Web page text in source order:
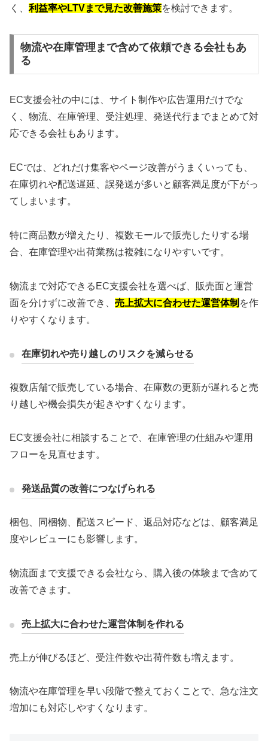
く、 利益率やLTVまで見た改善施策を検討できます。
物流や在庫管理まで含めて依頼できる会社もあ
る
EC支援会社の中には、サイト制作や広告運用だけでな
く、物流、在庫管理、受注処理、発送代行までまとめて対
応できる会社もあります。
ECでは、どれだけ集客やページ改善がうまくいっても、
在庫切れや配送遅延、誤発送が多いと顧客満足度が下がっ
てしまいます。
特に商品数が増えたり、複数モールで販売したりする場
合、在庫管理や出荷業務は複雑になりやすいです。
物流まで対応できるEC支援会社を選べば、販売面と運営
面を分けずに改善でき、 売上拡大に合わせた運営体制 を作
りやすくなります。
在庫切れや売り越しのリスクを減らせる
複数店舗で販売している場合、在庫数の更新が遅れると売
り越しや機会損失が起きやすくなります。
EC支援会社に相談することで、在庫管理の仕組みや運用
フローを見直せます。
発送品質の改善につなげられる
梱包、同梱物、配送スピード、返品対応などは、顧客満足
度やレビューにも影響します。
物流面まで支援できる会社なら、購入後の体験まで含めて
改善できます。
売上拡大に合わせた運営体制を作れる
売上が伸びるほど、受注件数や出荷件数も増えます。
物流や在庫管理を早い段階で整えておくことで、急な注文
増加にも対応しやすくなります。